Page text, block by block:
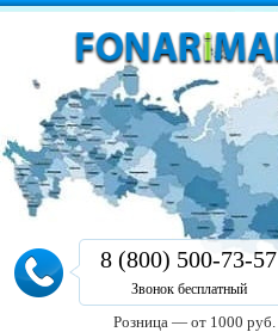
8 (800) 500-73-57
Звонок бесплатный
Розница — от 1000 руб.